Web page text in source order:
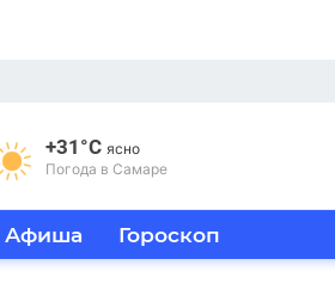
+31°C ясно
Погода в Самаре
Афиша Гороскоп